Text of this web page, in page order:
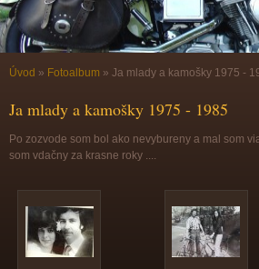
Úvod » Fotoalbum » Ja mlady a kamošky 1975 -
Ja mlady a kamošky 1975 - 1985
Po zozvode som bol ako nevybureny a mal som
som vdačny za krasne roky ....